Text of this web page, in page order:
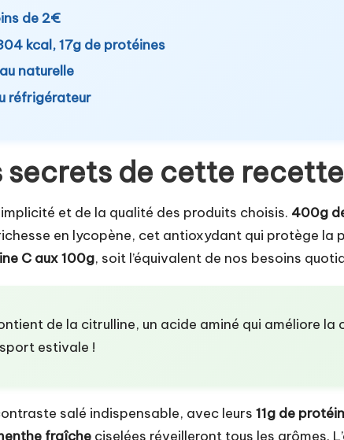
de 2€
kcal, 17g de protéines
naturelle
réfrigérateur
secrets de cette
et de la qualité des produits choisis. 400g
en lycopène, cet antioxydant qui protège la
C aux 100g, soit l’équivalent de nos besoins
de la citrulline, un acide aminé qui améliore
estivale !
salé indispensable, avec leurs 11g de
fraîche ciselées réveilleront tous les arômes.